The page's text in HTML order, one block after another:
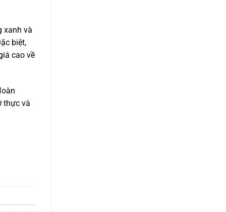
xanh và
biệt,
cao về
thực và